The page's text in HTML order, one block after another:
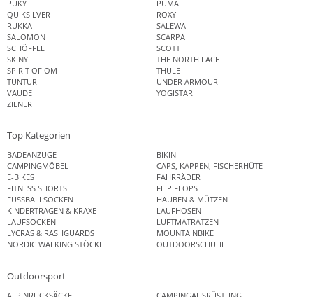
PUKY
PUMA
QUIKSILVER
ROXY
RUKKA
SALEWA
SALOMON
SCARPA
SCHÖFFEL
SCOTT
SKINY
THE NORTH FACE
SPIRIT OF OM
THULE
TUNTURI
UNDER ARMOUR
VAUDE
YOGISTAR
ZIENER
Top Kategorien
BADEANZÜGE
BIKINI
CAMPINGMÖBEL
CAPS, KAPPEN, FISCHERHÜTE
E-BIKES
FAHRRÄDER
FITNESS SHORTS
FLIP FLOPS
FUSSBALLSOCKEN
HAUBEN & MÜTZEN
KINDERTRAGEN & KRAXE
LAUFHOSEN
LAUFSOCKEN
LUFTMATRATZEN
LYCRAS & RASHGUARDS
MOUNTAINBIKE
NORDIC WALKING STÖCKE
OUTDOORSCHUHE
Outdoorsport